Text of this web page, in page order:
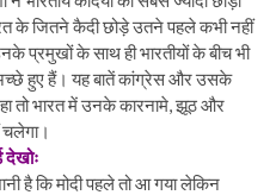
के जितने कैदी छोड़े उतने पहले कभी नहीं
प्रमुखों के साथ ही भारतीयों के बीच भी
हुए हैं। यह बातें कांग्रेस और उसके
तो भारत में उनके कारनामे, झूठ और
चलेगा।
देखोः
है कि मोदी पहले तो आ गया लेकिन